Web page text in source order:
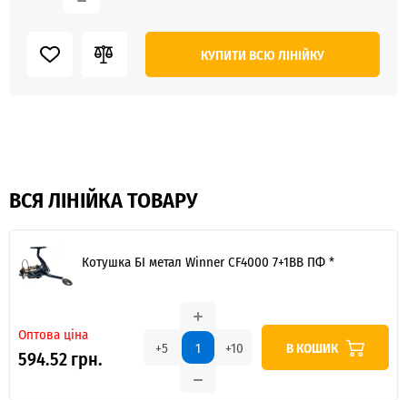
КУПИТИ ВСЮ ЛІНІЙКУ
ВСЯ ЛІНІЙКА ТОВАРУ
Котушка БІ метал Winner CF4000 7+1BB ПФ *
Оптова ціна
594.52 грн. +5 +10 В КОШИК